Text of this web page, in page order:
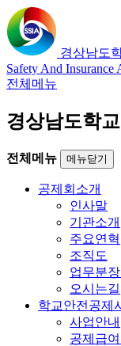
경상남도
Safety And Insurance
전체메뉴
경상남도학
전체메뉴 메뉴닫기
공제회소개
인사말
기관소개
주요연혁
조직도
업무분
오시는길
학교안전공제
사업안내
공제급